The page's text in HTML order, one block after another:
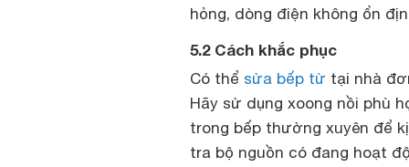
hỏng, dòng điện không ổn
5.2 Cách khắc phục
Có thể sửa bếp từ tại nhà
Hãy sử dụng xoong nồi phù
trong bếp thường xuyên để
tra bộ nguồn có đang hoạt